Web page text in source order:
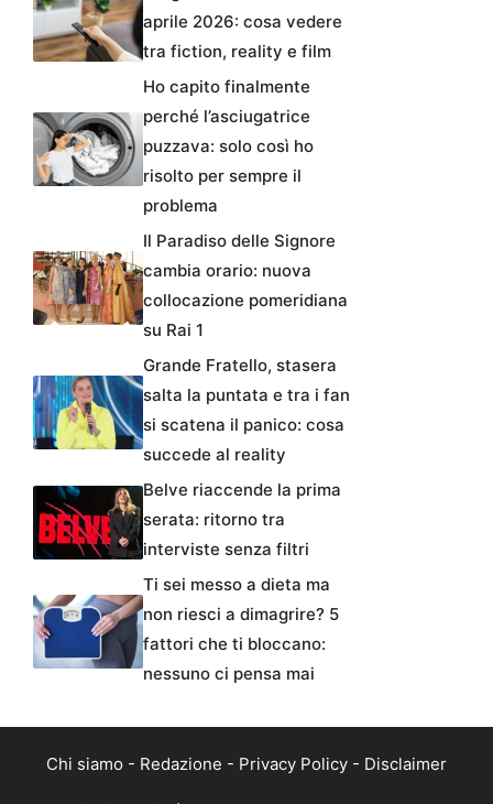
aprile 2026: cosa vedere
tra fiction, reality e film
Ho capito finalmente
perché l’asciugatrice
puzzava: solo così ho
risolto per sempre il
problema
Il Paradiso delle Signore
cambia orario: nuova
collocazione pomeridiana
su Rai 1
Grande Fratello, stasera
salta la puntata e tra i fan
si scatena il panico: cosa
succede al reality
Belve riaccende la prima
serata: ritorno tra
interviste senza filtri
Ti sei messo a dieta ma
non riesci a dimagrire? 5
fattori che ti bloccano:
nessuno ci pensa mai
Chi siamo - Redazione - Privacy Policy - Disclaimer